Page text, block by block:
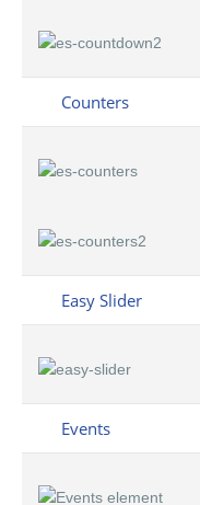
Counters
Easy Slider
Events